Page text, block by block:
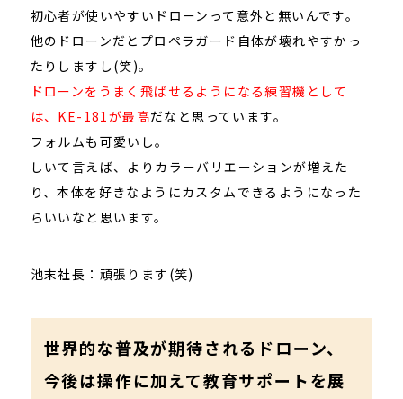
初心者が使いやすいドローンって意外と無いんです。
他のドローンだとプロペラガード自体が壊れやすかっ
たりしますし(笑)。
ドローンをうまく飛ばせるようになる練習機として
は、KE-181が最高だなと思っています。
フォルムも可愛いし。
しいて言えば、よりカラーバリエーションが増えた
り、本体を好きなようにカスタムできるようになった
らいいなと思います。
池末社長：頑張ります(笑)
世界的な普及が期待されるドローン、
今後は操作に加えて教育サポートを展